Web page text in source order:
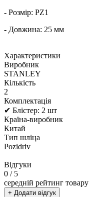
- Розмір: PZ1
- Довжина: 25 мм
Характеристики
Виробник
STANLEY
Кількість
2
Комплектація
✔ Блістер: 2 шт
Країна-виробник
Китай
Тип шліца
Pozidriv
Відгуки
0 / 5
середній рейтинг товару
+ Додати відгук